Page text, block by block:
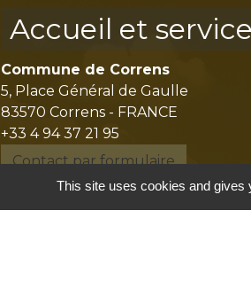
Accueil et
Commune de Correns
5, Place Général de Gaulle
83570 Correns - FRANCE
+33 4 94 37 21 95
Contact par formulaire
This site uses cookies and gives